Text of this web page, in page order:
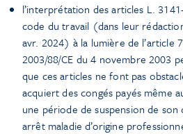
l’interprétation des articles L.
code du travail (dans leur
avr. 2024) à la lumière de l’article
2003/88/CE du 4 novembre 2003
que ces articles ne font pas
acquiert des congés payés même
une période de suspension de
arrêt maladie d’origine